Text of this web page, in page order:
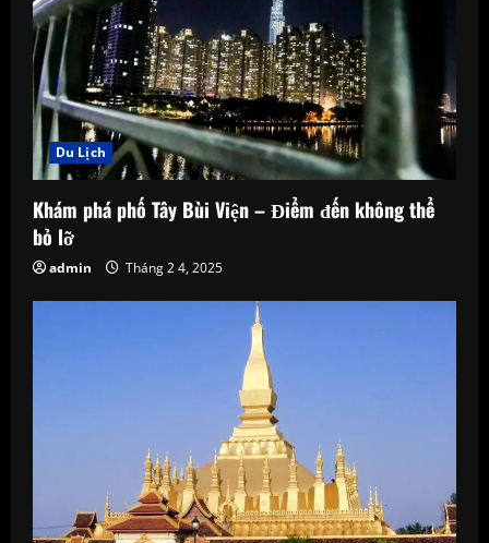
Du Lịch
Khám phá phố Tây Bùi Viện – Điểm đến không thể
bỏ lỡ
admin Tháng 2 4, 2025